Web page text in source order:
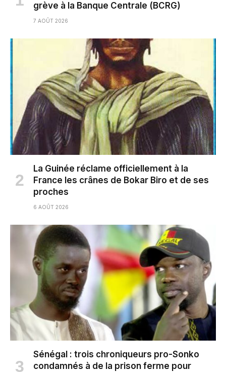
grève à la Banque Centrale (BCRG)
7 AOÛT 2026
La Guinée réclame officiellement à la
France les crânes de Bokar Biro et de ses
proches
6 AOÛT 2026
Sénégal : trois chroniqueurs pro-Sonko
condamnés à de la prison ferme pour